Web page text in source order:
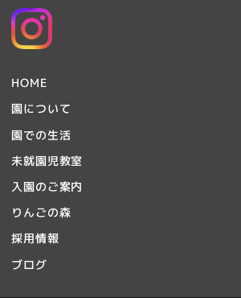
HOME
園について
園での生活
未就園児教室
入園のご案内
りんごの森
採用情報
ブログ